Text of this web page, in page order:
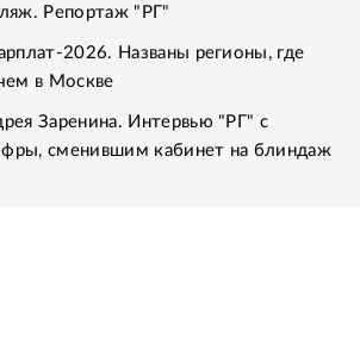
Репортаж "РГ"
2026. Названы регионы, где
в Москве
Заренина. Интервью "РГ" с
сменившим кабинет на блиндаж